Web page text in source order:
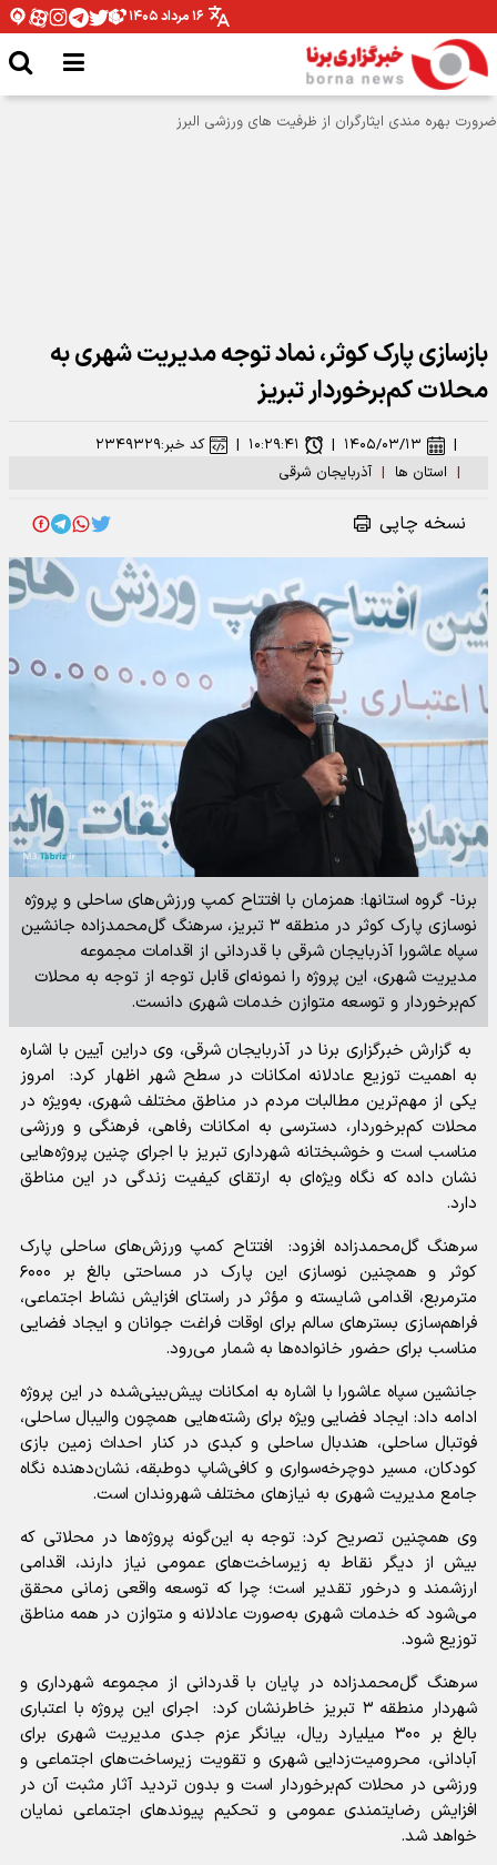
۱۶ مرداد ۱۴۰۵
بازسازی پارک کوثر، نماد توجه مدیریت شهری به
محلات کم‌برخوردار تبریز
| استان ها | آذربایجان شرقی
| ۱۴۰۵/۰۳/۱۳ | ۱۰:۲۹:۴۱ | کد خبر:۲۳۴۹۳۲۹
نسخه چاپی
برنا- گروه استانها: همزمان با افتتاح کمپ ورزش‌های ساحلی و پروژه
نوسازی پارک کوثر در منطقه ۳ تبریز، سرهنگ گل‌محمدزاده جانشین
سپاه عاشورا آذربایجان شرقی با قدردانی از اقدامات مجموعه
مدیریت شهری، این پروژه را نمونه‌ای قابل توجه از توجه به محلات
کم‌برخوردار و توسعه متوازن خدمات شهری دانست.
به گزارش خبرگزاری برنا در آذربایجان شرقی، وی دراین آیین با اشاره
به اهمیت توزیع عادلانه امکانات در سطح شهر اظهار کرد: امروز
یکی از مهم‌ترین مطالبات مردم در مناطق مختلف شهری، به‌ویژه در
محلات کم‌برخوردار، دسترسی به امکانات رفاهی، فرهنگی و ورزشی
مناسب است و خوشبختانه شهرداری تبریز با اجرای چنین پروژه‌هایی
نشان داده که نگاه ویژه‌ای به ارتقای کیفیت زندگی در این مناطق
دارد.
سرهنگ گل‌محمدزاده افزود: افتتاح کمپ ورزش‌های ساحلی پارک
کوثر و همچنین نوسازی این پارک در مساحتی بالغ بر ۶۰۰۰
مترمربع، اقدامی شایسته و مؤثر در راستای افزایش نشاط اجتماعی،
فراهم‌سازی بسترهای سالم برای اوقات فراغت جوانان و ایجاد فضایی
مناسب برای حضور خانواده‌ها به شمار می‌رود.
جانشین سپاه عاشورا با اشاره به امکانات پیش‌بینی‌شده در این پروژه
ادامه داد: ایجاد فضایی ویژه برای رشته‌هایی همچون والیبال ساحلی،
فوتبال ساحلی، هندبال ساحلی و کبدی در کنار احداث زمین بازی
کودکان، مسیر دوچرخه‌سواری و کافی‌شاپ دوطبقه، نشان‌دهنده نگاه
جامع مدیریت شهری به نیازهای مختلف شهروندان است.
وی همچنین تصریح کرد: توجه به این‌گونه پروژه‌ها در محلاتی که
بیش از دیگر نقاط به زیرساخت‌های عمومی نیاز دارند، اقدامی
ارزشمند و درخور تقدیر است؛ چرا که توسعه واقعی زمانی محقق
می‌شود که خدمات شهری به‌صورت عادلانه و متوازن در همه مناطق
توزیع شود.
سرهنگ گل‌محمدزاده در پایان با قدردانی از مجموعه شهرداری و
شهردار منطقه ۳ تبریز خاطرنشان کرد: اجرای این پروژه با اعتباری
بالغ بر ۳۰۰ میلیارد ریال، بیانگر عزم جدی مدیریت شهری برای
آبادانی، محرومیت‌زدایی شهری و تقویت زیرساخت‌های اجتماعی و
ورزشی در محلات کم‌برخوردار است و بدون تردید آثار مثبت آن در
افزایش رضایتمندی عمومی و تحکیم پیوندهای اجتماعی نمایان
خواهد شد.